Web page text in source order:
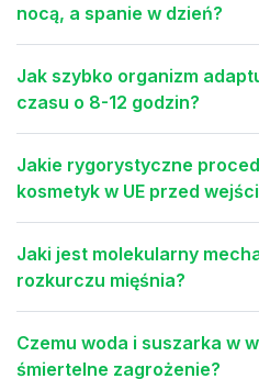
nocą, a spanie w dzień?
Jak szybko organizm
czasu o 8-12 godzin?
Jakie rygorystyczne
kosmetyk w UE przed
Jaki jest molekularny
rozkurczu mięśnia?
Czemu woda i suszarka w
śmiertelne zagrożenie?